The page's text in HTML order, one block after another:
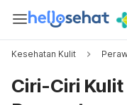
Kesehatan Kulit
Ciri-Ciri Kulit